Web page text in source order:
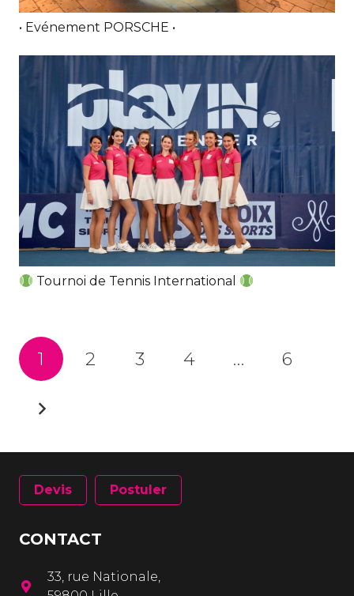
• Evénement PORSCHE •
Tournoi de Tennis International
1 2 3 4 … 6
Devis Postuler
CONTACT
33, rue Nationale,